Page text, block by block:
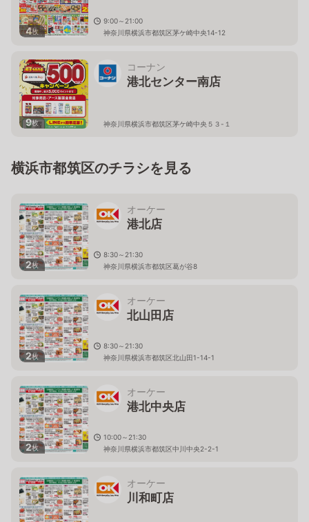
4枚
9:00～21:00
神奈川県横浜市都筑区茅ケ崎中央14-12
9枚
コーナン
港北センター南店
神奈川県横浜市都筑区茅ケ崎中央５３-１
横浜市都筑区のチラシを見る
2枚
オーケー
港北店
8:30～21:30
神奈川県横浜市都筑区葛が谷8
2枚
オーケー
北山田店
8:30～21:30
神奈川県横浜市都筑区北山田1-14-1
2枚
オーケー
港北中央店
10:00～21:30
神奈川県横浜市都筑区中川中央2-2-1
オーケー
川和町店